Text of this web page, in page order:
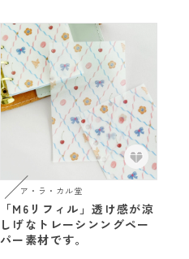
ア・ラ・カル堂
「M6リフィル」透け感が涼
しげなトレーシンングペー
パー素材です。